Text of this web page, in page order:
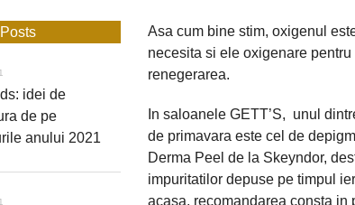
proaspat
pentru
Asa cum bine stim, oxigenul
necesita si ele oxigenare
renegerarea.
In saloanele GETT’S, unul
de primavara este cel de
Derma Peel de la Skeyndor,
impuritatilor depuse pe timpul
acasa, recomandarea consta in
idei de
de pe
anului 2021